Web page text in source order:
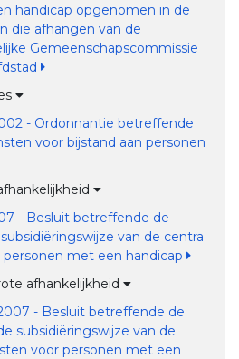
handicap opgenomen in de
die afhangen van de
Gemeenschapscommissie
- Ordonnantie betreffende
voor bijstand aan personen
- Besluit betreffende de
van de centra
met een handicap
afhankelijkheid
- Besluit betreffende de
subsidiëringswijze van de
voor personen met een